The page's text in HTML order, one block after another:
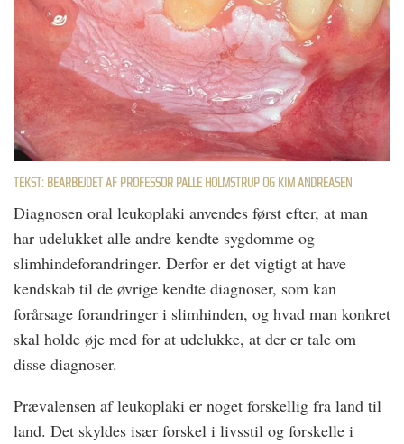
TEKST: BEARBEJDET AF PROFESSOR PALLE HOLMSTRUP OG KIM ANDREASEN
Diagnosen oral leukoplaki anvendes først efter, at man
har udelukket alle andre kendte sygdomme og
slimhindeforandringer. Derfor er det vigtigt at have
kendskab til de øvrige kendte diagnoser, som kan
forårsage forandringer i slimhinden, og hvad man konkret
skal holde øje med for at udelukke, at der er tale om
disse diagnoser.
Prævalensen af leukoplaki er noget forskellig fra land til
land. Det skyldes især forskel i livsstil og forskelle i